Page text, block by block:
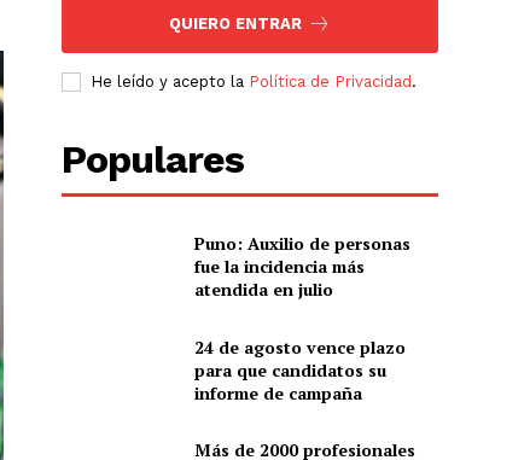
QUIERO ENTRAR
He leído y acepto la Política de Privacidad .
Populares
Puno: Auxilio de personas
fue la incidencia más
atendida en julio
24 de agosto vence plazo
para que candidatos su
informe de campaña
Más de 2000 profesionales